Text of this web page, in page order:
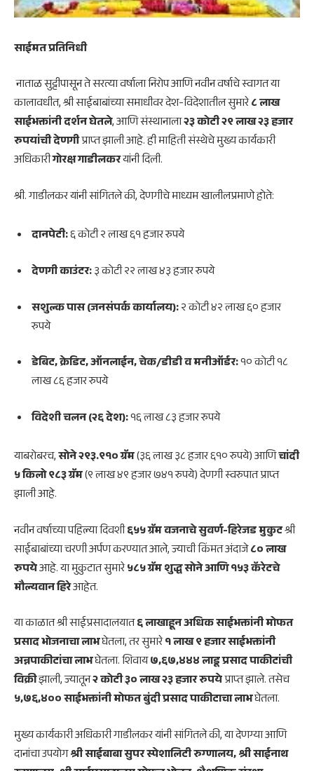
साईमत प्रतिनिधी
नाताळ सुट्टीपासून ते सरत्या वर्षाला निरोप आणि नवीन वर्षाचे स्वागत या
कालावधीत, श्री साईबाबांच्या समाधीवर देश-विदेशातील सुमारे८ लाख
साईभक्तांनी दर्शन घेतले, आणि संस्थानाला२३ कोटी २९ लाख २३ हजार
रुपयांची देणगीप्राप्त झाली आहे. ही माहिती संस्थेचे मुख्य कार्यकारी
अधिकारीगोरक्ष गाडीलकरयांनी दिली.
श्री. गाडीलकर यांनी सांगितले की, देणगीचे माध्यम खालीलप्रमाणे होते:
दानपेटी:६ कोटी २ लाख ६१ हजार रुपये
देणगी काउंटर:३ कोटी २२ लाख ४३ हजार रुपये
सशुल्क पास (जनसंपर्क कार्यालय):२ कोटी ४२ लाख ६० हजार
रुपये
डेबिट, क्रेडिट, ऑनलाईन, चेक/डीडी व मनीऑर्डर:१० कोटी १८
लाख ८६ हजार रुपये
विदेशी चलन (२६ देश):१६ लाख ८३ हजार रुपये
याबरोबरच,सोने २९३.९१० ग्रॅम(३६ लाख ३८ हजार ६१० रुपये) आणिचांदी
५ किलो ९८३ ग्रॅम(९ लाख ४९ हजार ७४१ रुपये) देणगी स्वरुपात प्राप्त
झाली आहे.
नवीन वर्षाच्या पहिल्या दिवशी६५५ ग्रॅम वजनाचे सुवर्ण-हिरेजड मुकुटश्री
साईबाबांच्या चरणी अर्पण करण्यात आले, ज्याची किंमत अंदाजे८० लाख
रुपयेआहे. या मुकुटात सुमारे५८५ ग्रॅम शुद्ध सोने आणि १५३ कॅरेटचे
मौल्यवान हिरेआहेत.
या काळात श्री साईप्रसादालयात६ लाखाहून अधिक साईभक्तांनी मोफत
प्रसाद भोजनाचा लाभघेतला, तर सुमारे१ लाख ९ हजार साईभक्तांनी
अन्नपाकीटांचा लाभघेतला. शिवाय७,६७,४४४ लाडू प्रसाद पाकीटांची
विक्रीझाली, ज्यातून२ कोटी ३० लाख २३ हजार रुपयेप्राप्त झाले. तसेच
५,७६,४०० साईभक्तांनी मोफत बुंदी प्रसाद पाकीटाचा लाभघेतला.
मुख्य कार्यकारी अधिकारी गाडीलकर यांनी सांगितले की, या देणग्या आणि
दानांचा उपयोगश्री साईबाबा सुपर स्पेशालिटी रुग्णालय, श्री साईनाथ